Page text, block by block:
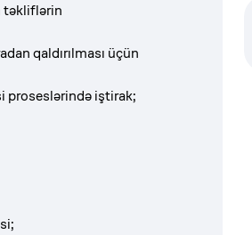
təkliflərin
qaldırılması üçün
proseslərində iştirak;